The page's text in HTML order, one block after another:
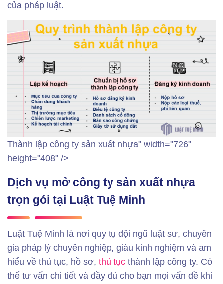
của pháp luật.
Thành lập công ty sản xuất nhựa" width="726"
height="408" />
Dịch vụ mở công ty sản xuất nhựa
trọn gói tại Luật Tuệ Minh
Luật Tuệ Minh là nơi quy tụ đội ngũ luật sư, chuyên
gia pháp lý chuyên nghiệp, giàu kinh nghiệm và am
hiểu về thủ tục, hồ sơ, thủ tục thành lập công ty. Có
thể tư vấn chi tiết và đầy đủ cho bạn mọi vấn đề khi